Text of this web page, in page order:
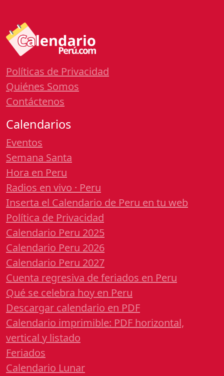
Políticas de Privacidad
Quiénes Somos
Contáctenos
Calendarios
Eventos
Semana Santa
Hora en Peru
Radios en vivo · Peru
Inserta el Calendario de Peru en tu web
Política de Privacidad
Calendario Peru 2025
Calendario Peru 2026
Calendario Peru 2027
Cuenta regresiva de feriados en Peru
Qué se celebra hoy en Peru
Descargar calendario en PDF
Calendario imprimible: PDF horizontal,
vertical y listado
Feriados
Calendario Lunar